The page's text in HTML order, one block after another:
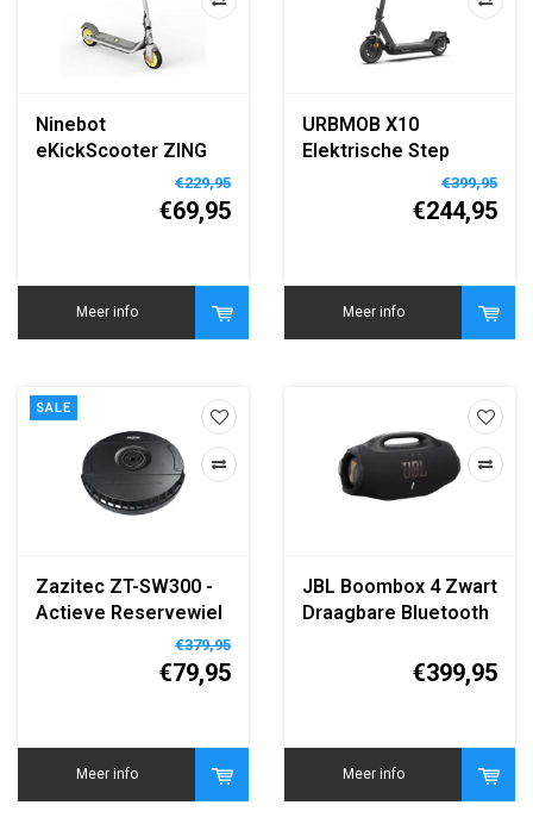
Ninebot
eKickScooter ZING
Segway E-Step - Van
6-12 Jaar - Maximum
Actieradius tot
10km/40 min -
Grijs/Geel
€229,95
€69,95
Meer info
URBMOB X10
Elektrische Step
€399,95
€244,95
Meer info
SALE
Zazitec ZT-SW300 -
Actieve Reservewiel
Subwoofer - Low-
level en High-level
€379,95
€79,95
Meer info
JBL Boombox 4 Zwart
Draagbare Bluetooth
€399,95
Meer info